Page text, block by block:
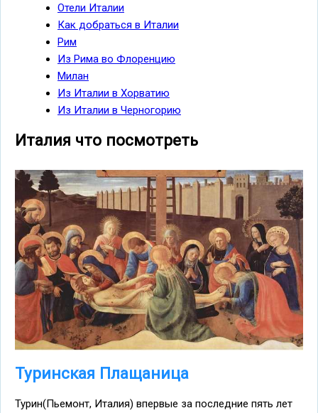
Отели Италии
Как добраться в Италии
Рим
Из Рима во Флоренцию
Милан
Из Италии в Хорватию
Из Италии в Черногорию
Италия что посмотреть
Туринская Плащаница
Турин(Пьемонт, Италия) впервые за последние пять лет